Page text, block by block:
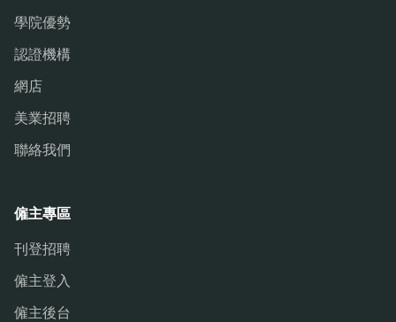
學院優勢
認證機構
網店
美業招聘
聯絡我們
僱主專區
刊登招聘
僱主登入
僱主後台